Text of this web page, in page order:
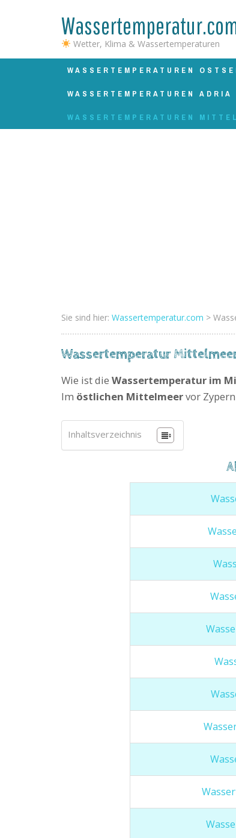
Wetter, Klima & Wassertemperaturen
WASSERTEMPERATUREN
WASSERTEMPERATUREN ADRIA
WASSERTEMPERATUREN
Sie sind hier: Wassertemperatur.com >
Wassertemperatur
Wie ist die Wassertemperatur im
Im östlichen Mittelmeervor
Inhaltsverzeichnis